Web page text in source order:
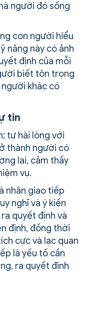
người đó sống
con người hiểu
năng này có ảnh
định của mỗi
biết tôn trọng
khác có
tin
tự hài lòng với
thành người có
lai, cảm thấy
vụ.
nhân giao tiếp
nghĩ và ý kiến
quyết định và
định, đồng thời
cực và lạc quan
là yếu tố cần
ra quyết định